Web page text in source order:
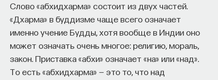
Слово «абхидхарма» состоит из двух частей.
«Дхарма» в буддизме чаще всего означает
именно учение Будды, хотя вообще в Индии оно
может означать очень многое: религию, мораль,
закон. Приставка «абхи» означает «на» или «над».
То есть «абхидхарма» — это то, что над
Внеси свой вклад в дело
просвещения!
ПОДДЕРЖАТЬ ПОСТНАУКУ